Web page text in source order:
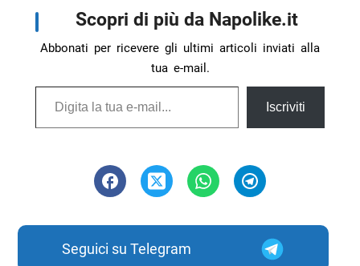
Scopri di più da Napolike.it
Abbonati per ricevere gli ultimi articoli inviati alla
tua e-mail.
Digita la tua e-mail...
Iscriviti
Seguici su Telegram